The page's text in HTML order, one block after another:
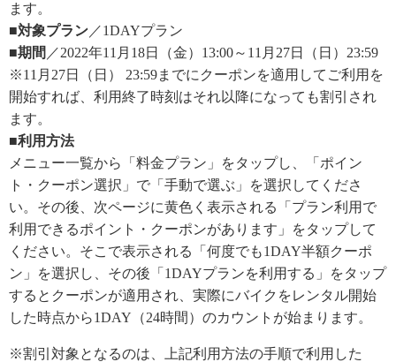
ます。
■対象プラン ／1DAYプラン
■期間 ／2022年11月18日（金）13:00～11月27日（日）23:59
※11月27日（日） 23:59までにクーポンを適用してご利用を
開始すれば、利用終了時刻はそれ以降になっても割引され
ます。
■利用方法
メニュー一覧から「料金プラン」をタップし、「ポイン
ト・クーポン選択」で「手動で選ぶ」を選択してくださ
い。その後、次ページに黄色く表示される「プラン利用で
利用できるポイント・クーポンがあります」をタップして
ください。そこで表示される「何度でも1DAY半額クーポ
ン」を選択し、その後「1DAYプランを利用する」をタップ
するとクーポンが適用され、実際にバイクをレンタル開始
した時点から1DAY（24時間）のカウントが始まります。
※割引対象となるのは、上記利用方法の手順で利用した